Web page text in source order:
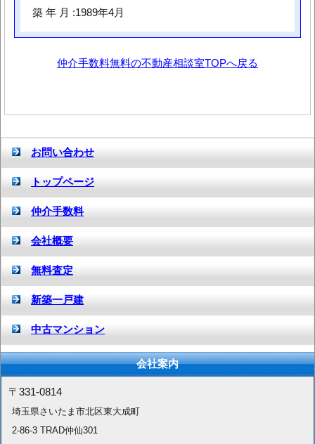
築 年 月 :1989年4月
仲介手数料無料の不動産相談室TOPへ戻る